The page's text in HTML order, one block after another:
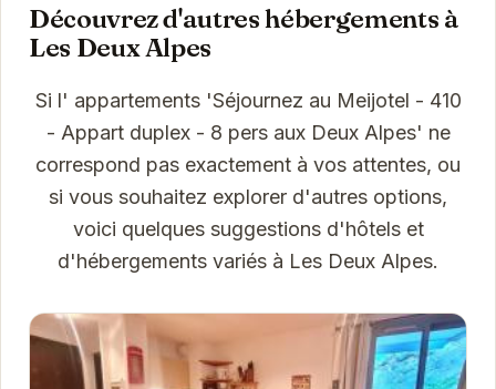
Découvrez d'autres hébergements à
Les Deux Alpes
Si l' appartements 'Séjournez au Meijotel - 410
- Appart duplex - 8 pers aux Deux Alpes' ne
correspond pas exactement à vos attentes, ou
si vous souhaitez explorer d'autres options,
voici quelques suggestions d'hôtels et
d'hébergements variés à Les Deux Alpes.